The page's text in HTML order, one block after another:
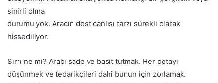
sinirli olma
durumu yok. Aracın dost canlısı tarzı sürekli olarak
hissediliyor.
Sırrı ne mi? Aracı sade ve basit tutmak. Her detayı
düşünmek ve tedarikçileri dahi bunun için zorlamak.